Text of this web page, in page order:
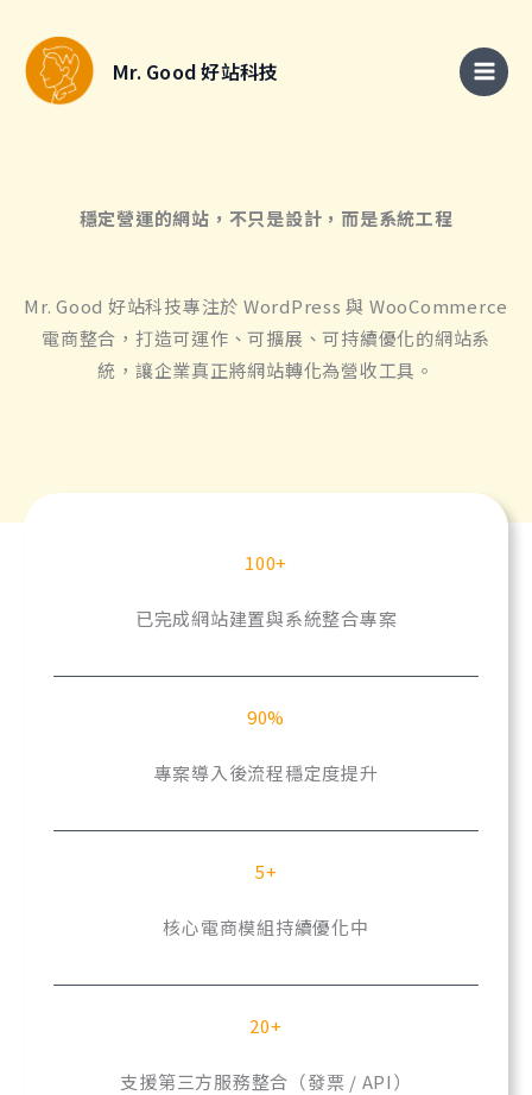
Mr. Good 好站科技
穩定營運的網站，不只是設計，而是系統工程
Mr. Good 好站科技專注於 WordPress 與 WooCommerce
電商整合，打造可運作、可擴展、可持續優化的網站系
統，讓企業真正將網站轉化為營收工具。
100+
已完成網站建置與系統整合專案
90%
專案導入後流程穩定度提升
5+
核心電商模組持續優化中
20+
支援第三方服務整合（發票 / API）